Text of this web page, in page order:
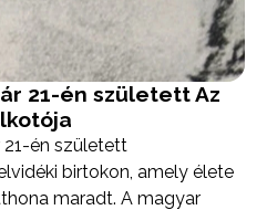
21-én született Az
21-én született
birtokon, amely élete
maradt. A magyar